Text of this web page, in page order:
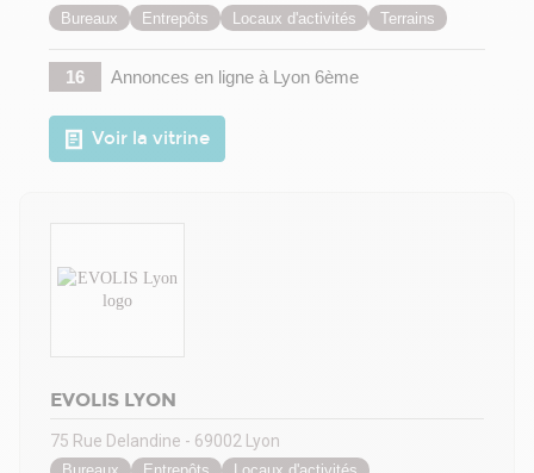
Bureaux Entrepôts Locaux d'activités Terrains
16 Annonces en ligneà Lyon 6ème
Voir la vitrine
EVOLIS LYON
75 Rue Delandine - 69002 Lyon